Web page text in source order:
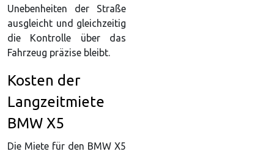
Unebenheiten der Straße
ausgleicht und gleichzeitig
die Kontrolle über das
Fahrzeug präzise bleibt.
Kosten der
Langzeitmiete
BMW X5
Die Miete für den BMW X5